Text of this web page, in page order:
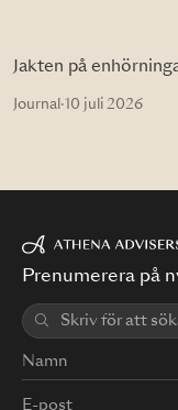
Jakten på
Journal ·10 juli 2026
Prenumerera på